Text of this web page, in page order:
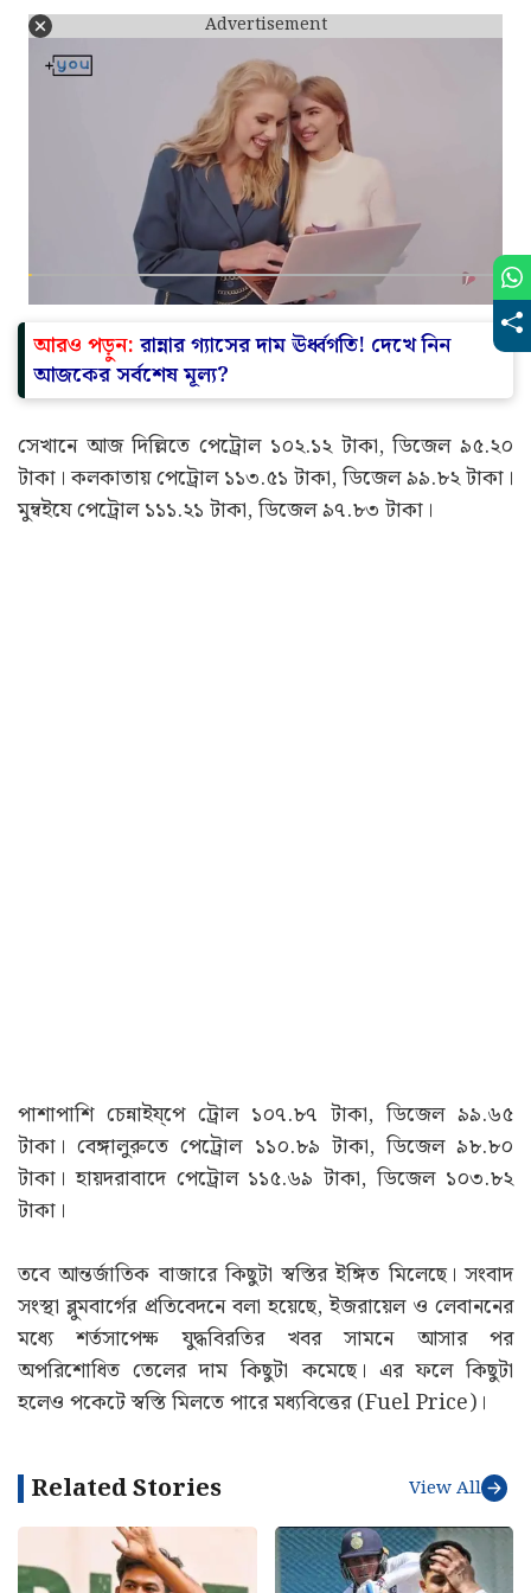
Advertisement
আরও পড়ুন: রান্নার গ্যাসের দাম ঊর্ধ্বগতি! দেখে নিন
আজকের সর্বশেষ মূল্য?
সেখানে আজ দিল্লিতে পেট্রোল ১০২.১২ টাকা, ডিজেল ৯৫.২০
টাকা। কলকাতায় পেট্রোল ১১৩.৫১ টাকা, ডিজেল ৯৯.৮২ টাকা।
মুম্বইযে পেট্রোল ১১১.২১ টাকা, ডিজেল ৯৭.৮৩ টাকা।
পাশাপাশি চেন্নাইয্পে ট্রোল ১০৭.৮৭ টাকা, ডিজেল ৯৯.৬৫
টাকা। বেঙ্গালুরুতে পেট্রোল ১১০.৮৯ টাকা, ডিজেল ৯৮.৮০
টাকা। হায়দরাবাদে পেট্রোল ১১৫.৬৯ টাকা, ডিজেল ১০৩.৮২
টাকা।
তবে আন্তর্জাতিক বাজারে কিছুটা স্বস্তির ইঙ্গিত মিলেছে। সংবাদ
সংস্থা ব্লুমবার্গের প্রতিবেদনে বলা হয়েছে, ইজরায়েল ও লেবাননের
মধ্যে শর্তসাপেক্ষ যুদ্ধবিরতির খবর সামনে আসার পর
অপরিশোধিত তেলের দাম কিছুটা কমেছে। এর ফলে কিছুটা
হলেও পকেটে স্বস্তি মিলতে পারে মধ্যবিত্তের (Fuel Price)।
Related Stories View All